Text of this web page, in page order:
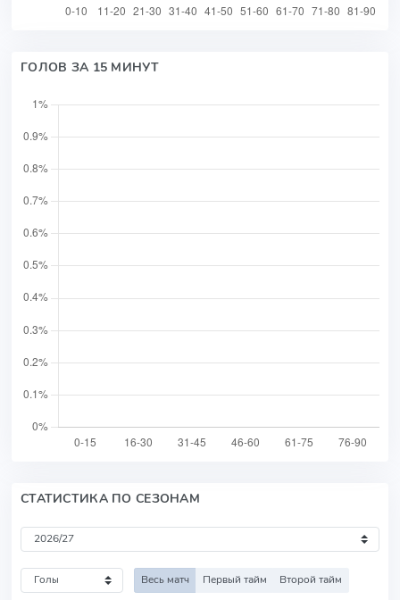
ГОЛОВ ЗА 15 МИНУТ
СТАТИСТИКА ПО СЕЗОНАМ
Весь матч Первый тайм Второй тайм